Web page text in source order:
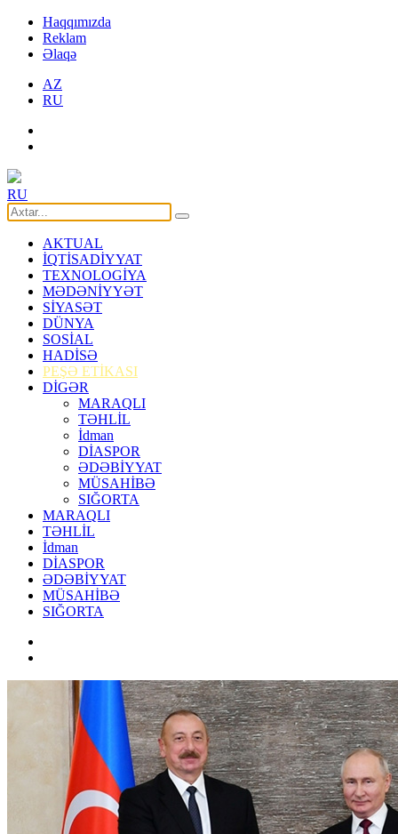
Haqqımızda
Reklam
Əlaqə
AZ
RU
RU
AKTUAL
İQTİSADİYYAT
TEXNOLOGİYA
MƏDƏNİYYƏT
SİYASƏT
DÜNYA
SOSİAL
HADİSƏ
PEŞƏ ETİKASI
DİGƏR
MARAQLI
TƏHLİL
İdman
DİASPOR
ƏDƏBİYYAT
MÜSAHİBƏ
SIĞORTA
MARAQLI
TƏHLİL
İdman
DİASPOR
ƏDƏBİYYAT
MÜSAHİBƏ
SIĞORTA